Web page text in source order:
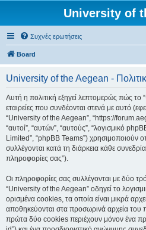
University of
Συχνές ερωτήσεις
Board
University of the Aegean -
Αυτή η πολιτική εξηγεί λεπτομερώς πώς το
εταιρείες που συνδέονται στενά με αυτό
“University of the Aegean”, “https://
“αυτοί”, “αυτών”, “αυτούς”, “λογισμικό
Limited”, “phpBB Teams”) χρησιμοποιούν
συλλέγονται κατά τη διάρκεια κάθε
πληροφορίες σας”).
Οι πληροφορίες σας συλλέγονται με δύο
“University of the Aegean” οδηγεί το
ορισμένα cookies, τα οποία είναι μικρά
αποθηκεύονται στα προσωρινά αρχεία
πρώτα δύο cookies περιέχουν μόνον ένα